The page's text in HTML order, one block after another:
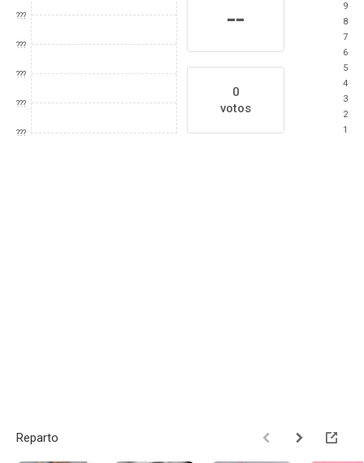
???
???
???
???
???
--
0
votos
9
8
7
6
5
4
3
2
1
Reparto